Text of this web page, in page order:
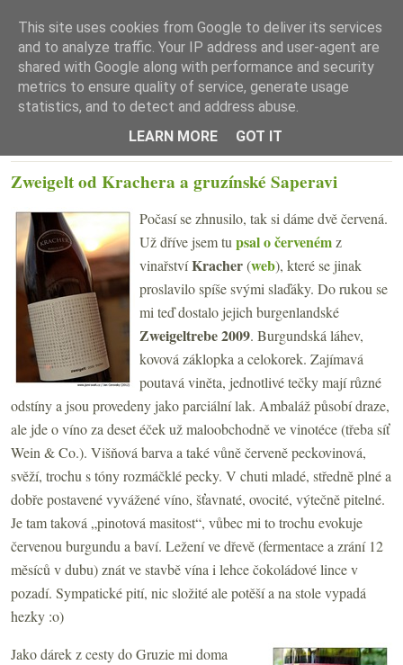
☰ Menu
Zweigelt od Krachera a gruzínské Saperavi
Počasí se zhnusilo, tak si dáme dvě červená.
Už dříve jsem tu psal o červenémz
vinařstvíKracher(web), které se jinak
proslavilo spíše svými slaďáky. Do rukou se
mi teď dostalo jejich burgenlandské
Zweigeltrebe 2009. Burgundská láhev,
kovová záklopka a celokorek. Zajímavá
poutavá viněta, jednotlivé tečky mají různé
odstíny a jsou provedeny jako parciální lak. Ambaláž působí draze,
ale jde o víno za deset éček už maloobchodně ve vinotéce (třeba síť
Wein & Co.). Višňová barva a také vůně červeně peckovinová,
svěží, trochu s tóny rozmáčklé pecky. V chuti mladé, středně plné a
dobře postavené vyvážené víno, šťavnaté, ovocité, výtečně pitelné.
Je tam taková „pinotová masitost“, vůbec mi to trochu evokuje
červenou burgundu a baví. Ležení ve dřevě (fermentace a zrání 12
měsíců v dubu) znát ve stavbě vína i lehce čokoládové lince v
pozadí. Sympatické pití, nic složité ale potěší a na stole vypadá
hezky :o)
Jako dárek z cesty do Gruzie mi doma
This site uses cookies from Google to deliver its services
and to analyze traffic. Your IP address and user-agent are
shared with Google along with performance and security
metrics to ensure quality of service, generate usage
statistics, and to detect and address abuse.
LEARN MORE
GOT IT